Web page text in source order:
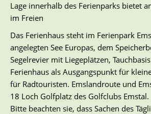
Lage innerhalb des Ferienparks bietet
im Freien
Das Ferienhaus steht im Ferienpark
angelegten See Europas, dem
Segelrevier mit Liegeplätzen,
Ferienhaus als Ausgangspunkt für
für Radtouristen. Emslandroute und
18 Loch Golfplatz des Golfclubs Emstal.
Bitte beachten sie, dass Sachen des